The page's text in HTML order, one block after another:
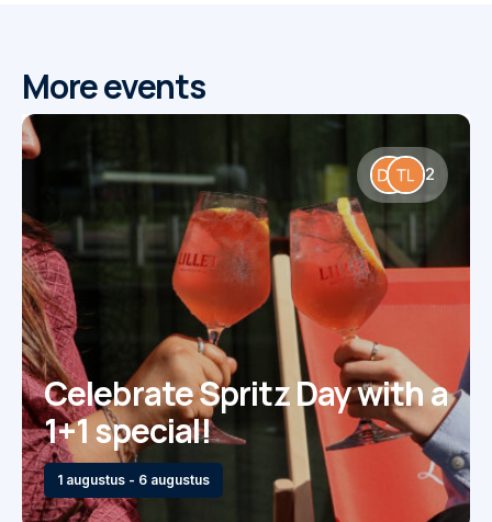
More events
2
Celebrate Spritz Day with a
1+1 special!
1 augustus - 6 augustus